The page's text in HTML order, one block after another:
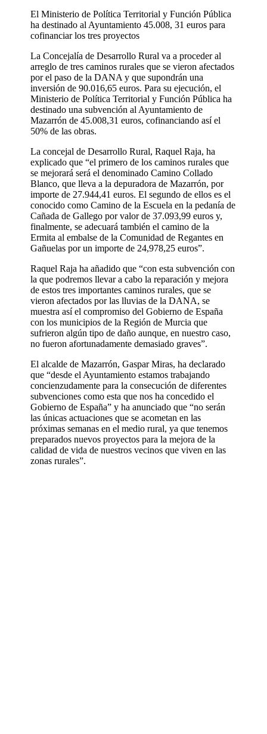
El Ministerio de Política Territorial y Función Pública
ha destinado al Ayuntamiento 45.008, 31 euros para
cofinanciar los tres proyectos
La Concejalía de Desarrollo Rural va a proceder al
arreglo de tres caminos rurales que se vieron afectados
por el paso de la DANA y que supondrán una
inversión de 90.016,65 euros. Para su ejecución, el
Ministerio de Política Territorial y Función Pública ha
destinado una subvención al Ayuntamiento de
Mazarrón de 45.008,31 euros, cofinanciando así el
50% de las obras.
La concejal de Desarrollo Rural, Raquel Raja, ha
explicado que “el primero de los caminos rurales que
se mejorará será el denominado Camino Collado
Blanco, que lleva a la depuradora de Mazarrón, por
importe de 27.944,41 euros. El segundo de ellos es el
conocido como Camino de la Escuela en la pedanía de
Cañada de Gallego por valor de 37.093,99 euros y,
finalmente, se adecuará también el camino de la
Ermita al embalse de la Comunidad de Regantes en
Gañuelas por un importe de 24,978,25 euros”.
Raquel Raja ha añadido que “con esta subvención con
la que podremos llevar a cabo la reparación y mejora
de estos tres importantes caminos rurales, que se
vieron afectados por las lluvias de la DANA, se
muestra así el compromiso del Gobierno de España
con los municipios de la Región de Murcia que
sufrieron algún tipo de daño aunque, en nuestro caso,
no fueron afortunadamente demasiado graves”.
El alcalde de Mazarrón, Gaspar Miras, ha declarado
que “desde el Ayuntamiento estamos trabajando
concienzudamente para la consecución de diferentes
subvenciones como esta que nos ha concedido el
Gobierno de España” y ha anunciado que “no serán
las únicas actuaciones que se acometan en las
próximas semanas en el medio rural, ya que tenemos
preparados nuevos proyectos para la mejora de la
calidad de vida de nuestros vecinos que viven en las
zonas rurales”.